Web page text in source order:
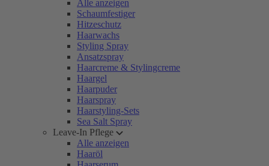
Alle anzeigen
Schaumfestiger
Hitzeschutz
Haarwachs
Styling Spray
Ansatzspray
Haarcreme & Stylingcreme
Haargel
Haarpuder
Haarspray
Haarstyling-Sets
Sea Salt Spray
Leave-In Pflege
Alle anzeigen
Haaröl